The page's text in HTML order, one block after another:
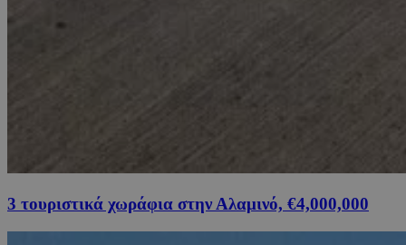
3 τουριστικά χωράφια στην Αλαμινό, €4,000,000